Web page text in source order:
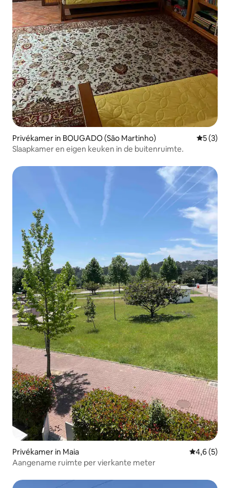
Privékamer in BOUGADO (São Martinho)
5 (3)
Slaapkamer en eigen keuken in de buitenruimte.
Privékamer in Maia
4,6 (5)
Aangename ruimte per vierkante meter